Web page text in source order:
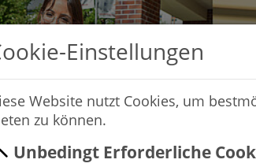
Einstellungen
Website nutzt Cookies, um
zu können.
Unbedingt Erforderliche